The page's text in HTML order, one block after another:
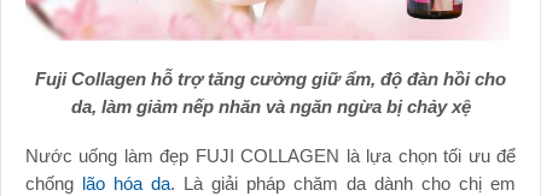
Fuji Collagen hỗ trợ tăng cường giữ ẩm, độ đàn hồi cho
da, làm giảm nếp nhăn và ngăn ngừa bị chảy xệ
Nước uống làm đẹp FUJI COLLAGEN là lựa chọn tối ưu để
chống lão hóa da. Là giải pháp chăm da dành cho chị em